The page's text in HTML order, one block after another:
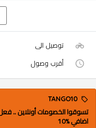
توصيل الى
أقرب وصول
TANGO10
تسوقوا الخصومات أونلاين ..
اضافي %10